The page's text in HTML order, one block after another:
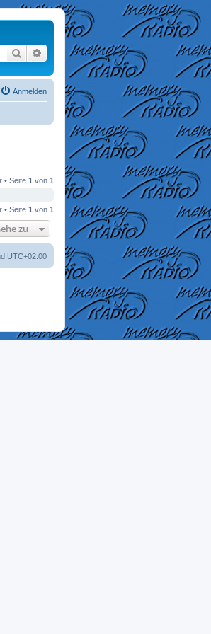
Suche Erweiterte Suche
Anmelden
• Seite 1 von 1
• Seite 1 von 1
zu
UTC+02:00